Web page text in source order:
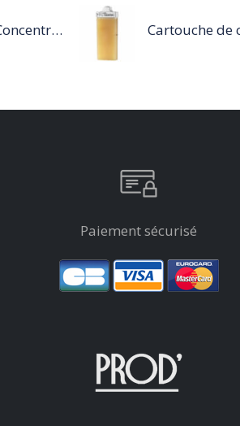
Steampod Sérum Concentré Protection Pointes et finition
Paiement sécurisé